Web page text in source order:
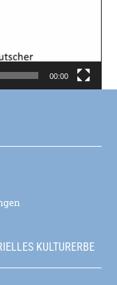
00:00
KULTURERBE